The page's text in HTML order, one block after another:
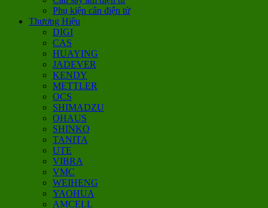
Phụ kiện cân điện tử
Thương Hiệu
DIGI
CAS
HUAYING
JADEVER
KENDY
METTLER
OCS
SHIMADZU
OHAUS
SHINKO
TANITA
UTE
VIBRA
VMC
WEIHENG
YAOHUA
AMCELL